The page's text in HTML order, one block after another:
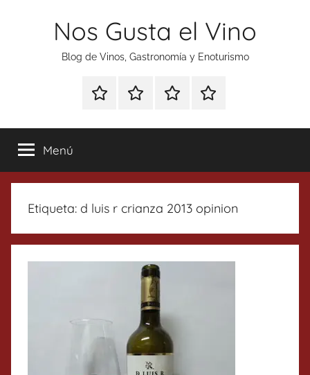
Nos Gusta el Vino
Blog de Vinos, Gastronomía y Enoturismo
Especial
Tonics
Enoturismo
Gastronomía
RankingContacto
Menú
Etiqueta: d luis r crianza 2013 opinion